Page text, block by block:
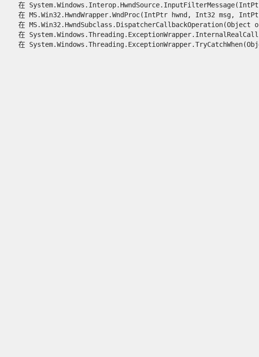
在
在 MS.Win32.HwndWrapper.WndProc(IntPtr hwnd, Int32 msg,
在 MS.Win32.HwndSubclass.DispatcherCallbackOperation(Object
在
在